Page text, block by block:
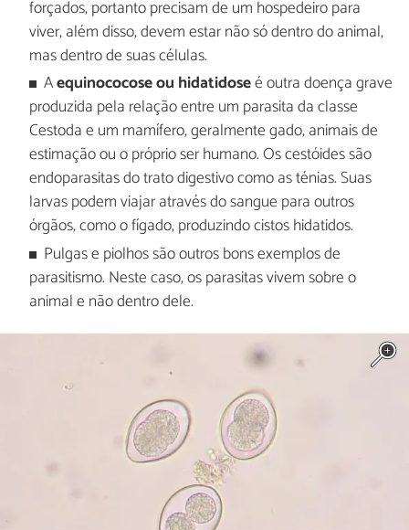
forçados, portanto precisam de um hospedeiro para
viver, além disso, devem estar não só dentro do animal,
mas dentro de suas células.
Aequinococose ou hidatidoseé outra doença grave
produzida pela relação entre um parasita da classe
Cestoda e um mamífero, geralmente gado, animais de
estimação ou o próprio ser humano. Os cestóides são
endoparasitas do trato digestivo como as ténias. Suas
larvas podem viajar através do sangue para outros
órgãos, como o fígado, produzindo cistos hidatidos.
Pulgas e piolhos são outros bons exemplos de
parasitismo. Neste caso, os parasitas vivem sobre o
animal e não dentro dele.